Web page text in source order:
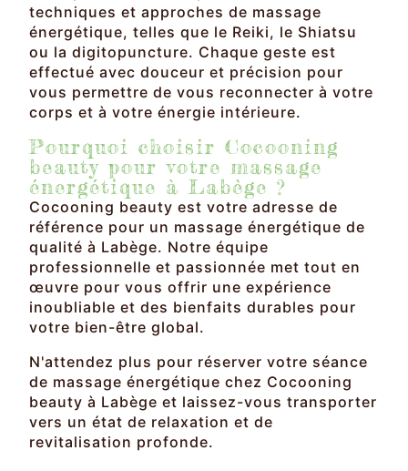
techniques et approches de massage
énergétique, telles que le Reiki, le Shiatsu
ou la digitopuncture. Chaque geste est
effectué avec douceur et précision pour
vous permettre de vous reconnecter à votre
corps et à votre énergie intérieure.
Pourquoi choisir Cocooning
beauty pour votre massage
énergétique à Labège ?
Cocooning beauty est votre adresse de
référence pour un massage énergétique de
qualité à Labège. Notre équipe
professionnelle et passionnée met tout en
œuvre pour vous offrir une expérience
inoubliable et des bienfaits durables pour
votre bien-être global.
N'attendez plus pour réserver votre séance
de massage énergétique chez Cocooning
beauty à Labège et laissez-vous transporter
vers un état de relaxation et de
revitalisation profonde.